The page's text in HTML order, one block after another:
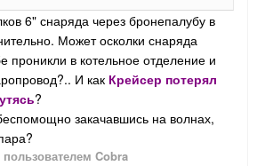
6" снаряда через бронепалубу в
Может осколки снаряда
проникли в котельное отделение и
И как Крейсер потерял
?
закачавшись на волнах,
пользователем Cobra